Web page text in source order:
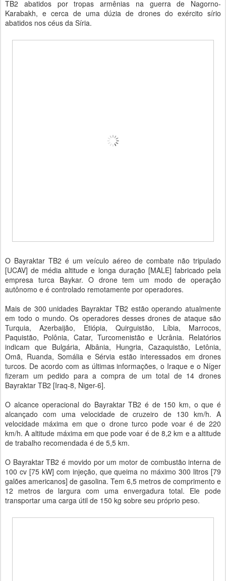
TB2 abatidos por tropas armênias na guerra de Nagorno-
Karabakh, e cerca de uma dúzia de drones do exército sírio
abatidos nos céus da Síria.
O Bayraktar TB2 é um veículo aéreo de combate não tripulado
[UCAV] de média altitude e longa duração [MALE] fabricado pela
empresa turca Baykar. O drone tem um modo de operação
autônomo e é controlado remotamente por operadores.
Mais de 300 unidades Bayraktar TB2 estão operando atualmente
em todo o mundo. Os operadores desses drones de ataque são
Turquia, Azerbaijão, Etiópia, Quirguistão, Líbia, Marrocos,
Paquistão, Polônia, Catar, Turcomenistão e Ucrânia. Relatórios
indicam que Bulgária, Albânia, Hungria, Cazaquistão, Letônia,
Omã, Ruanda, Somália e Sérvia estão interessados ​​em drones
turcos. De acordo com as últimas informações, o Iraque e o Níger
fizeram um pedido para a compra de um total de 14 drones
Bayraktar TB2 [Iraq-8, Niger-6].
O alcance operacional do Bayraktar TB2 é de 150 km, o que é
alcançado com uma velocidade de cruzeiro de 130 km/h. A
velocidade máxima em que o drone turco pode voar é de 220
km/h. A altitude máxima em que pode voar é de 8,2 km e a altitude
de trabalho recomendada é de 5,5 km.
O Bayraktar TB2 é movido por um motor de combustão interna de
100 cv [75 kW] com injeção, que queima no máximo 300 litros [79
galões americanos] de gasolina. Tem 6,5 metros de comprimento e
12 metros de largura com uma envergadura total. Ele pode
transportar uma carga útil de 150 kg sobre seu próprio peso.